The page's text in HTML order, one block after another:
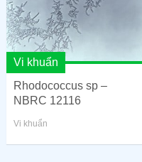
Vi khuẩn
Rhodococcus sp –
NBRC 12116
Vi khuẩn